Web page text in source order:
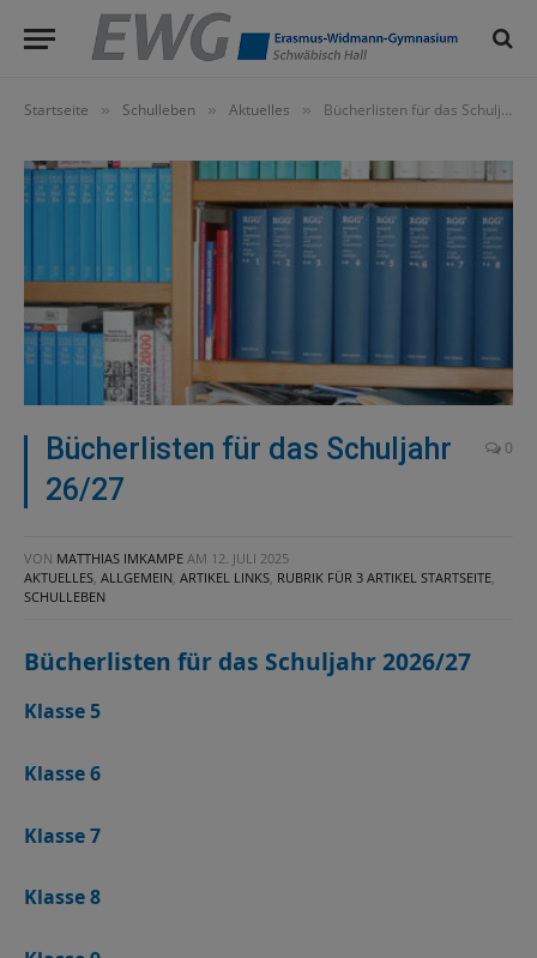
Startseite » Schulleben » Aktuelles » Bücherlisten für das Schuljahr 26/27
Bücherlisten für das Schuljahr
26/27
0
VON MATTHIAS IMKAMPE AM 12. JULI 2025
AKTUELLES, ALLGEMEIN, ARTIKEL LINKS, RUBRIK FÜR 3 ARTIKEL STARTSEITE,
SCHULLEBEN
Bücherlisten für das Schuljahr 2026/27
Klasse 5
Klasse 6
Klasse 7
Klasse 8